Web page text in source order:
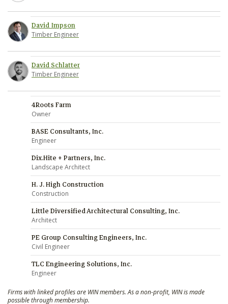
David Impson
Timber Engineer
David Schlatter
Timber Engineer
4Roots Farm
Owner
BASE Consultants, Inc.
Engineer
Dix.Hite + Partners, Inc.
Landscape Architect
H. J. High Construction
Construction
Little Diversified Architectural Consulting, Inc.
Architect
PE Group Consulting Engineers, Inc.
Civil Engineer
TLC Engineering Solutions, Inc.
Engineer
Firms with linked profiles are WIN members. As a non-profit, WIN is made
possible through membership.